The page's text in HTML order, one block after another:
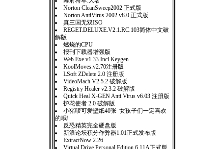
Norton CleanSweep2002 正式版
Norton AntiVirus 2002 v8.0 正式版
真三国无双ISO
REGET.DELUXE.V2.1.RC.103简体中文破
解版
燃烧的CPU
报刊下载器增强版
Web.Exe.v1.33.Incl.Keygen
KoolMoves.v2.70注册版
LSoft ZDelete 2.0 注册版
VideoMach V2.5.2 破解版
Registry Healer v2.3.2 破解版
Quick Heal X-GEN Anti Virus v6.03 注册版
护花使者 2.0 破解版
小猪唛可爱壁纸40张 女孩子们一定喜欢
的哦!
反恐精英完全硬盘版
新浪论坛积分作弊器1.01正式发布版
ExtractNow 2.26
Virtual Drive Personal Edition 6.11A正式版